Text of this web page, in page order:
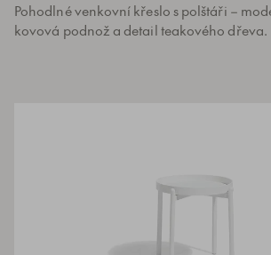
Pohodlné venkovní křeslo s polštáři –
kovová podnož a detail teakového dřeva.